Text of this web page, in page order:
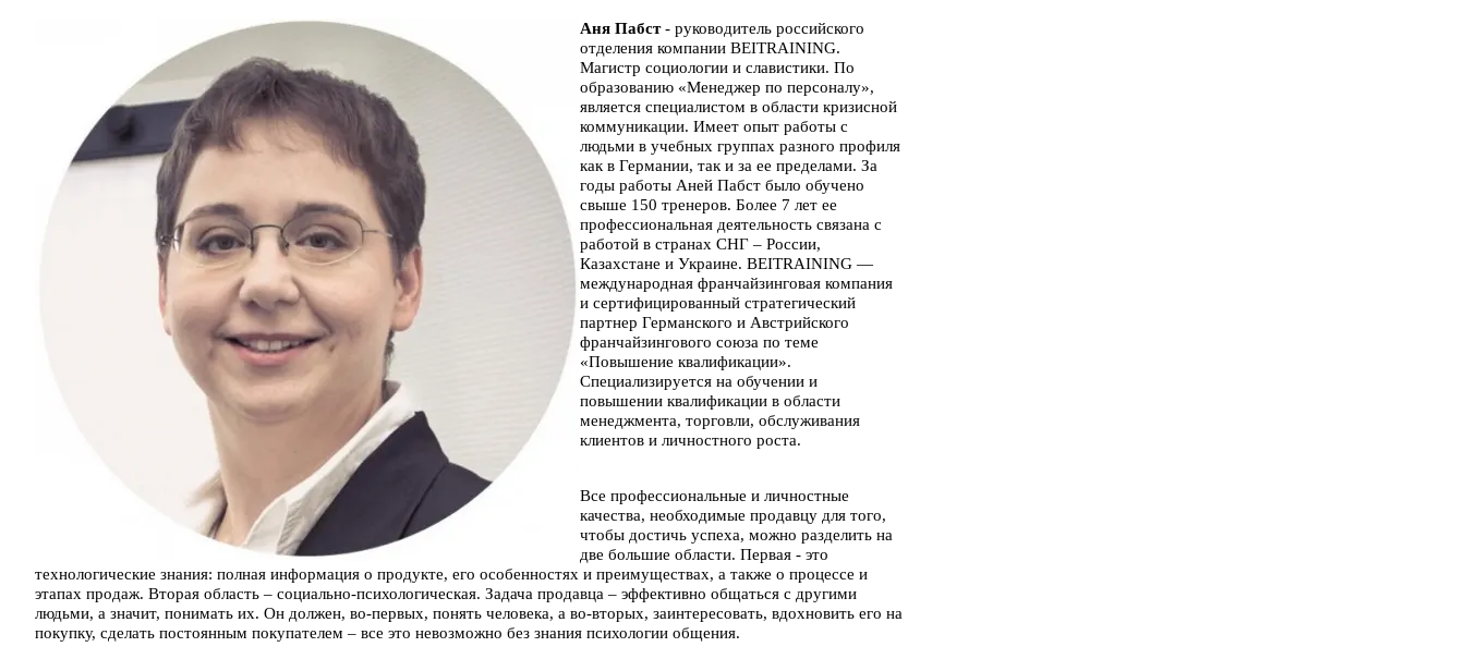
Аня Пабст- руководитель российского
отделения компании BEITRAINING.
Магистр социологии и славистики. По
образованию «Менеджер по персоналу»,
является специалистом в области кризисной
коммуникации. Имеет опыт работы с
людьми в учебных группах разного профиля
как в Германии, так и за ее пределами. За
годы работы Аней Пабст было обучено
свыше 150 тренеров. Более 7 лет ее
профессиональная деятельность связана с
работой в странах СНГ – России,
Казахстане и Украине. BEITRAINING —
международная франчайзинговая компания
и сертифицированный стратегический
партнер Германского и Австрийского
франчайзингового союза по теме
«Повышение квалификации».
Специализируется на обучении и
повышении квалификации в области
менеджмента, торговли, обслуживания
клиентов и личностного роста.
Все профессиональные и личностные
качества, необходимые продавцу для того,
чтобы достичь успеха, можно разделить на
две большие области. Первая - это
технологические знания: полная информация о продукте, его особенностях и преимуществах, а также о процессе и
этапах продаж. Вторая область – социально-психологическая. Задача продавца – эффективно общаться с другими
людьми, а значит, понимать их. Он должен, во-первых, понять человека, а во-вторых, заинтересовать, вдохновить его на
покупку, сделать постоянным покупателем – все это невозможно без знания психологии общения.